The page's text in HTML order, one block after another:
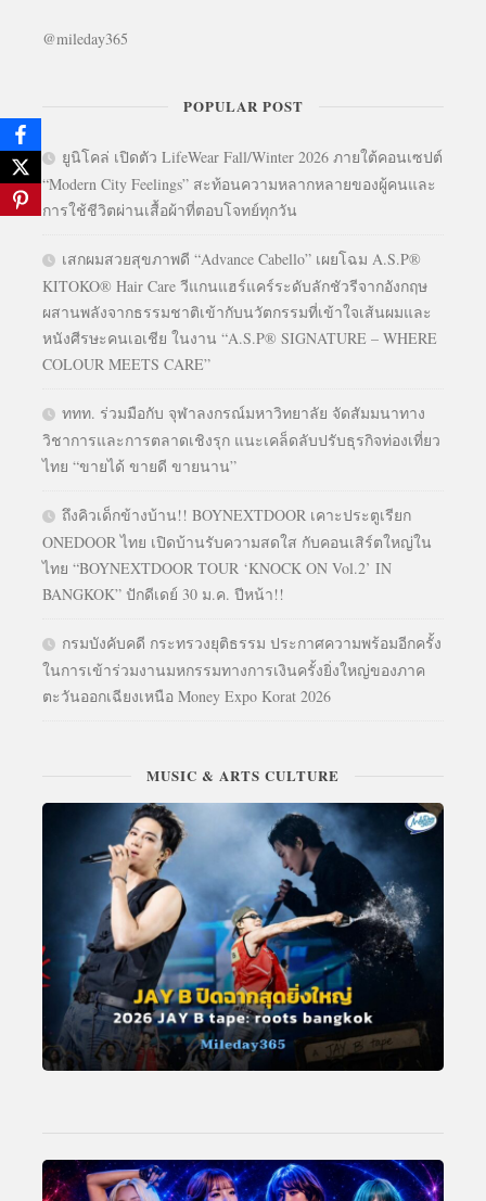
@mileday365
POPULAR POST
ยูนิโคล่ เปิดตัว LifeWear Fall/Winter 2026 ภายใต้คอนเซปต์
“Modern City Feelings” สะท้อนความหลากหลายของผู้คนและ
การใช้ชีวิตผ่านเสื้อผ้าที่ตอบโจทย์ทุกวัน
เสกผมสวยสุขภาพดี “Advance Cabello” เผยโฉม A.S.P®
KITOKO® Hair Care วีแกนแฮร์แคร์ระดับลักชัวรีจากอังกฤษ
ผสานพลังจากธรรมชาติเข้ากับนวัตกรรมที่เข้าใจเส้นผมและ
หนังศีรษะคนเอเชีย ในงาน “A.S.P® SIGNATURE – WHERE
COLOUR MEETS CARE”
ททท. ร่วมมือกับ จุฬาลงกรณ์มหาวิทยาลัย จัดสัมมนาทาง
วิชาการและการตลาดเชิงรุก แนะเคล็ดลับปรับธุรกิจท่องเที่ยว
ไทย “ขายได้ ขายดี ขายนาน”
ถึงคิวเด็กข้างบ้าน!! BOYNEXTDOOR เคาะประตูเรียก
ONEDOOR ไทย เปิดบ้านรับความสดใส กับคอนเสิร์ตใหญ่ใน
ไทย “BOYNEXTDOOR TOUR ‘KNOCK ON Vol.2’ IN
BANGKOK” ปักดีเดย์ 30 ม.ค. ปีหน้า!!
กรมบังคับคดี กระทรวงยุติธรรม ประกาศความพร้อมอีกครั้ง
ในการเข้าร่วมงานมหกรรมทางการเงินครั้งยิ่งใหญ่ของภาค
ตะวันออกเฉียงเหนือ Money Expo Korat 2026
MUSIC & ARTS CULTURE